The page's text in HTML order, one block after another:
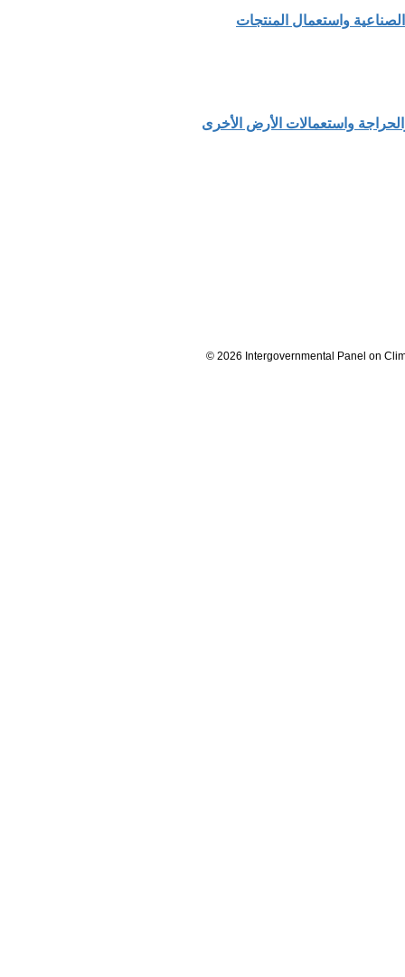
© 2026 Intergovernmental Panel on